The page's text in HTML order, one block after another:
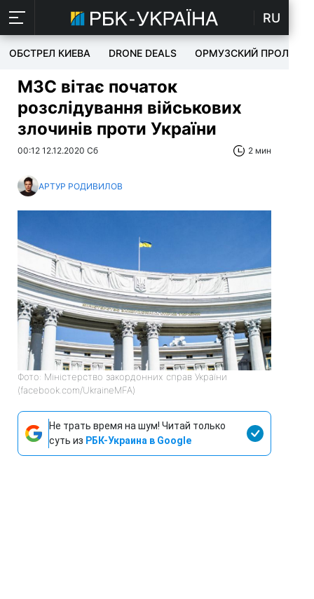
RU
ОБСТРЕЛ КИЕВА DRONE DEALS ОРМУЗСКИЙ ПРОЛИВ
МЗС вітає початок
розслідування військових
злочинів проти України
00:12 12.12.2020 Сб 2 мин
АРТУР РОДИВИЛОВ
Фото: Міністерство закордонних справ України
(facebook.com/UkraineMFA)
Не трать время на шум! Читай только
суть из РБК-Украина в Google